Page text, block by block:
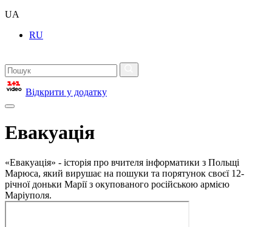
UA
RU
Відкрити у додатку
Евакуація
«Евакуація» - історія про вчителя інформатики з Польщі
Марюса, який вирушає на пошуки та порятунок своєї 12-
річної доньки Марії з окупованого російською армією
Маріуполя.